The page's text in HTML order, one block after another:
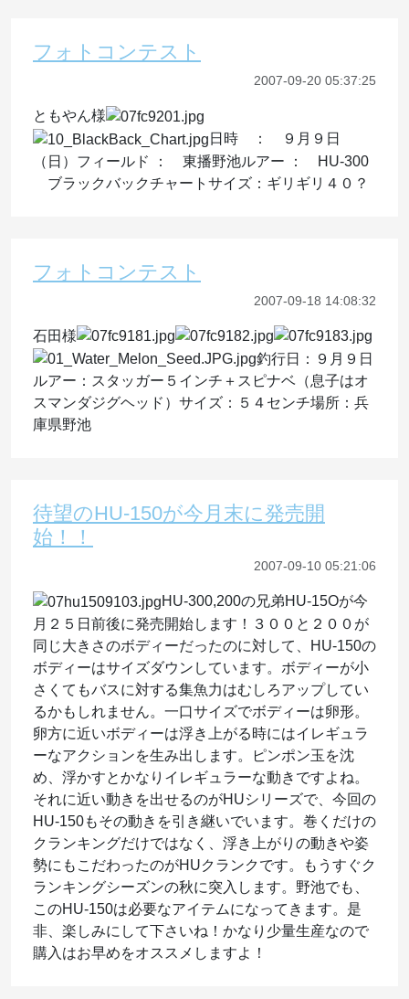
フォトコンテスト
2007-09-20 05:37:25
ともやん様
日時 ： ９月９日
（日）フィールド ： 東播野池ルアー ： HU-300
ブラックバックチャートサイズ：ギリギリ４０？
フォトコンテスト
2007-09-18 14:08:32
石田様
釣行日：９月９日
ルアー：スタッガー５インチ＋スピナベ（息子はオ
スマンダジグヘッド）サイズ：５４センチ場所：兵
庫県野池
待望のHU-150が今月末に発売開
始！！
2007-09-10 05:21:06
HU-300,200の兄弟HU-15Oが今
月２５日前後に発売開始します！３００と２００が
同じ大きさのボディーだったのに対して、HU-150の
ボディーはサイズダウンしています。ボディーが小
さくてもバスに対する集魚力はむしろアップしてい
るかもしれません。一口サイズでボディーは卵形。
卵方に近いボディーは浮き上がる時にはイレギュラ
ーなアクションを生み出します。ピンポン玉を沈
め、浮かすとかなりイレギュラーな動きですよね。
それに近い動きを出せるのがHUシリーズで、今回の
HU-150もその動きを引き継いでいます。巻くだけの
クランキングだけではなく、浮き上がりの動きや姿
勢にもこだわったのがHUクランクです。もうすぐク
ランキングシーズンの秋に突入します。野池でも、
このHU-150は必要なアイテムになってきます。是
非、楽しみにして下さいね！かなり少量生産なので
購入はお早めをオススメしますよ！